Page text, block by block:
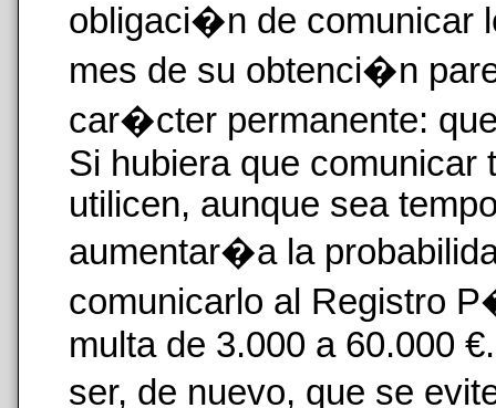
obligaci�n de comunicar
mes de su obtenci�n
car�cter permanente:
Si hubiera que comunicar
utilicen, aunque sea
aumentar�a la
comunicarlo al Registro
multa de 3.000 a 60.000
ser, de nuevo, que se